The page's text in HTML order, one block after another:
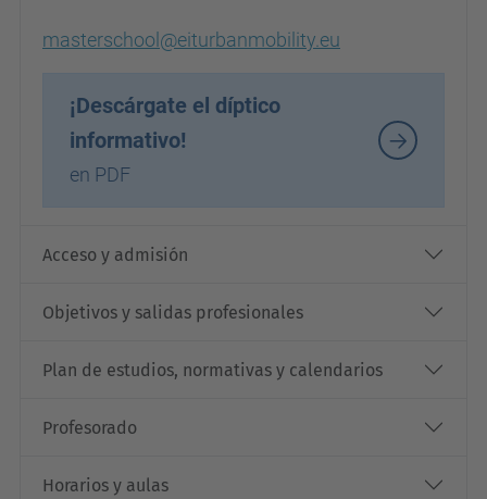
masterschool@eiturbanmobility.eu
¡Descárgate el díptico
informativo!
en PDF
Acceso y admisión
Objetivos y salidas profesionales
Plan de estudios, normativas y calendarios
Profesorado
Horarios y aulas